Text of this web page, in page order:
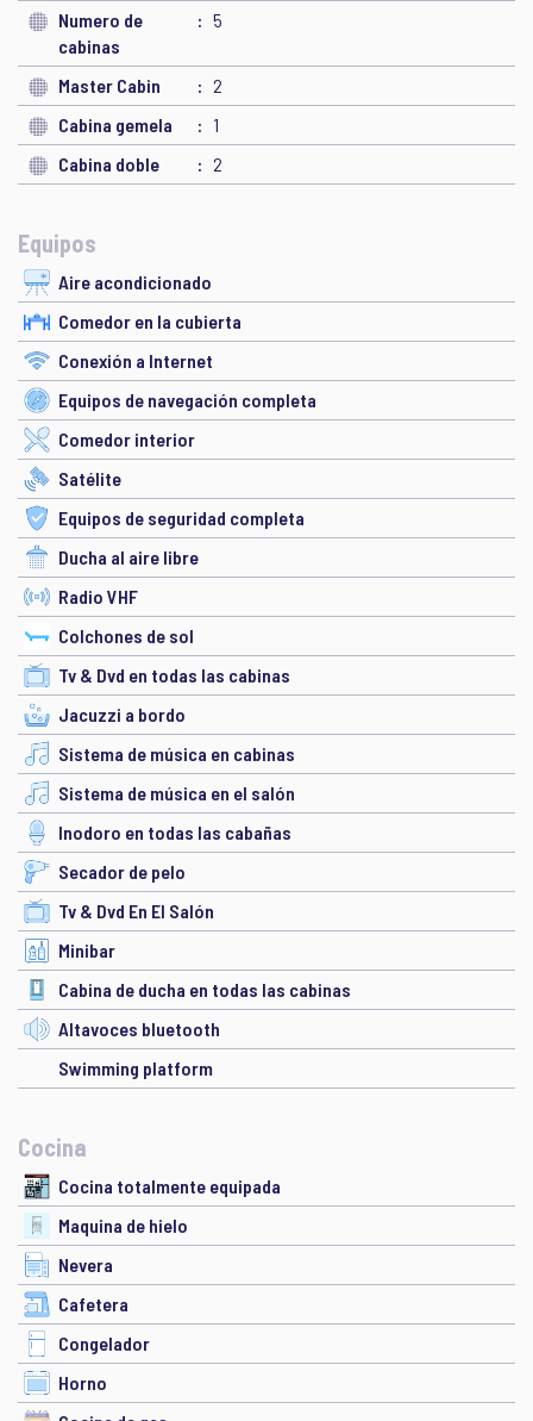
Numero de
cabinas
5
Master Cabin
2
Cabina gemela
1
Cabina doble
2
Equipos
Aire acondicionado
Comedor en la cubierta
Conexión a Internet
Equipos de navegación completa
Comedor interior
Satélite
Equipos de seguridad completa
Ducha al aire libre
Radio VHF
Colchones de sol
Tv & Dvd en todas las cabinas
Jacuzzi a bordo
Sistema de música en cabinas
Sistema de música en el salón
Inodoro en todas las cabañas
Secador de pelo
Tv & Dvd En El Salón
Minibar
Cabina de ducha en todas las cabinas
Altavoces bluetooth
Swimming platform
Cocina
Cocina totalmente equipada
Maquina de hielo
Nevera
Cafetera
Congelador
Horno